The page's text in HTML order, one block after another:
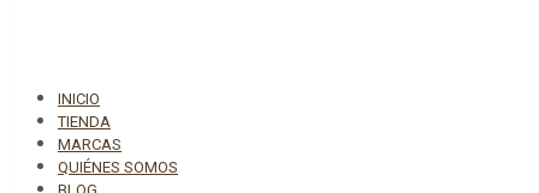
INICIO
TIENDA
MARCAS
QUIÉNES SOMOS